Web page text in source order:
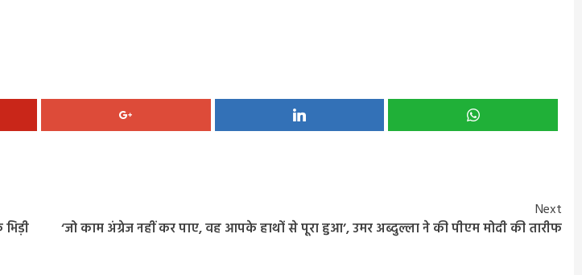
Next
‘जो काम अंग्रेज नहीं कर पाए, वह आपके हाथों से पूरा हुआ’, उमर अब्दुल्ला ने की पीएम मोदी की तारीफ